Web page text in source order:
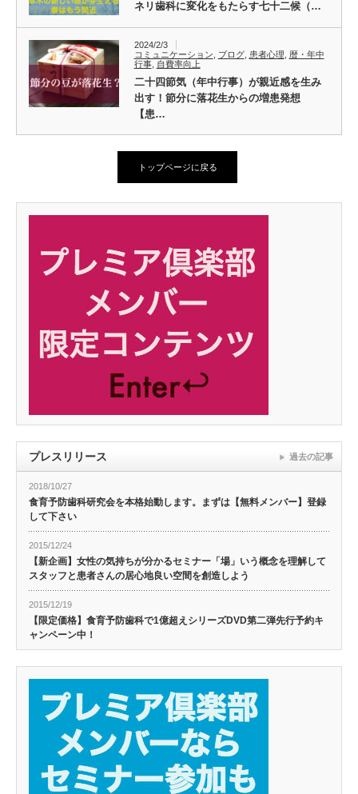
ネリ歯科に変化をもたらす七十二候（…
2024/2/3
コミュニケーション
ブログ, 患者心理
暦・年中
行事, 自費率向上
二十四節気（年中行事）が親近感を生み
出す！節分に落花生からの増患発想
【患…
トップページに戻る
プレスリリース
2018/10/27
食育予防歯科研究会を本格始動します。まずは【無料メンバー】登録
して下さい
2015/12/24
【新企画】女性の気持ちが分かるセミナー「場」いう概念を理解して
スタッフと患者さんの居心地良い空間を創造しよう
2015/12/19
【限定価格】食育予防歯科で1億超えシリーズDVD第二弾先行予約キ
ャンペーン中！
過去の記事